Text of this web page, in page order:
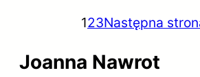
123Następna
Joanna Nawrot